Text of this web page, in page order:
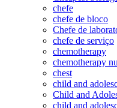
chefe
chefe de bloco
Chefe de
chefe de serviço
chemotherapy
chemotherapy
chest
child and
Child and
child and